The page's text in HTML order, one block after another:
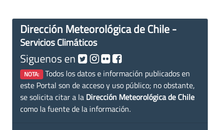
Dirección Meteorológica de Chile -
Servicios Climáticos
Siguenos en
NOTA: Todos los datos e información publicados en
este Portal son de acceso y uso público; no obstante,
se solicita citar a la Dirección Meteorológica de Chile
como la fuente de la información.